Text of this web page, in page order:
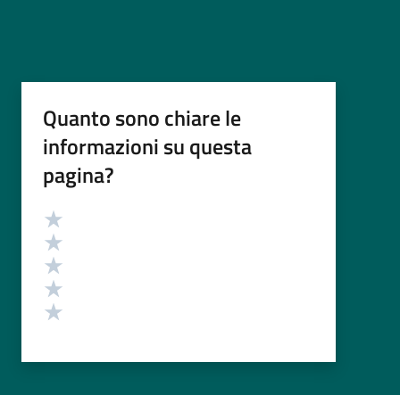
Quanto sono chiare le
informazioni su questa
pagina?
Valutazione